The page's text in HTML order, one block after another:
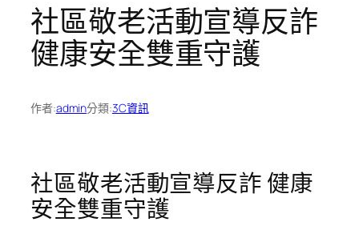
社區敬老活動宣導反詐
健康安全雙重守護
作者:admin分類:3C資訊
社區敬老活動宣導反詐 健康
安全雙重守護